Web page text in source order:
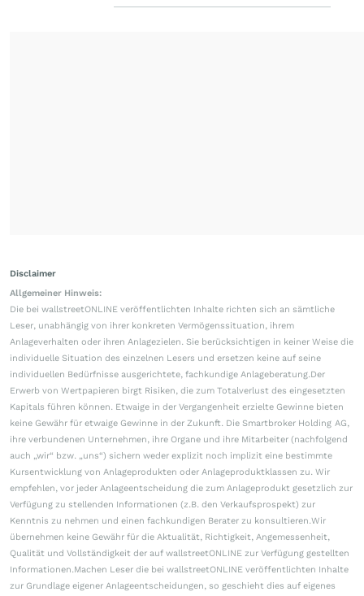
Disclaimer
Allgemeiner Hinweis:
Die bei wallstreetONLINE veröffentlichten Inhalte richten sich an sämtliche
Leser, unabhängig von ihrer konkreten Vermögenssituation, ihrem
Anlageverhalten oder ihren Anlagezielen. Sie berücksichtigen in keiner Weise die
individuelle Situation des einzelnen Lesers und ersetzen keine auf seine
individuellen Bedürfnisse ausgerichtete, fachkundige Anlageberatung.Der
Erwerb von Wertpapieren birgt Risiken, die zum Totalverlust des eingesetzten
Kapitals führen können. Etwaige in der Vergangenheit erzielte Gewinne bieten
keine Gewähr für etwaige Gewinne in der Zukunft. Die Smartbroker Holding AG,
ihre verbundenen Unternehmen, ihre Organe und ihre Mitarbeiter (nachfolgend
auch „wir“ bzw. „uns“) sichern weder explizit noch implizit eine bestimmte
Kursentwicklung von Anlageprodukten oder Anlageproduktklassen zu. Wir
empfehlen, vor jeder Anlageentscheidung die zum Anlageprodukt gesetzlich zur
Verfügung zu stellenden Informationen (z.B. den Verkaufsprospekt) zur
Kenntnis zu nehmen und einen fachkundigen Berater zu konsultieren.Wir
übernehmen keine Gewähr für die Aktualität, Richtigkeit, Angemessenheit,
Qualität und Vollständigkeit der auf wallstreetONLINE zur Verfügung gestellten
Informationen.Machen Leser die bei wallstreetONLINE veröffentlichten Inhalte
zur Grundlage eigener Anlageentscheidungen, so geschieht dies auf eigenes